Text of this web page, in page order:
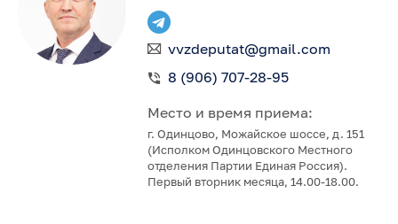
vvzdeputat@gmail.com
8 (906) 707-28-95
Место и время приема:
г. Одинцово, Можайское шоссе, д. 151
(Исполком Одинцовского Местного
отделения Партии Единая Россия).
Первый вторник месяца, 14.00-18.00.